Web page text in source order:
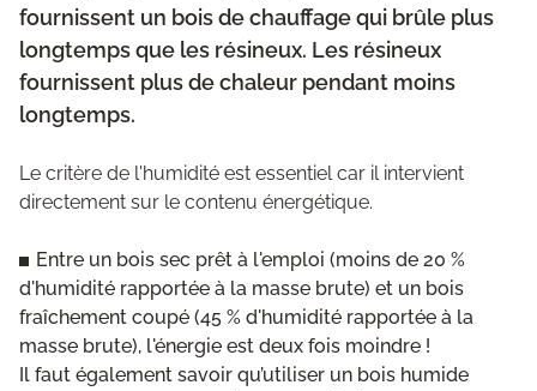
fournissent un bois de chauffage qui brûle plus
longtemps que les résineux. Les résineux
fournissent plus de chaleur pendant moins
longtemps.
Le critère de l'humidité est essentiel car il intervient
directement sur le contenu énergétique.
Entre un bois sec prêt à l'emploi (moins de 20 %
d'humidité rapportée à la masse brute) et un bois
fraîchement coupé (45 % d'humidité rapportée à la
masse brute), l'énergie est deux fois moindre !
Il faut également savoir qu’utiliser un bois humide